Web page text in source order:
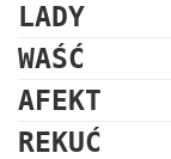
LADY
WAŚĆ
AFEKT
REKUĆ